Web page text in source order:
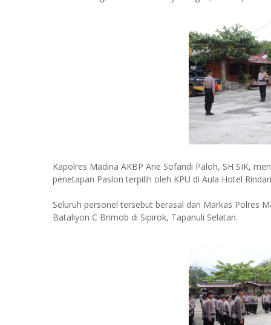
Kapolres Madina AKBP Arie Sofandi Paloh, SH SIK,
penetapan Paslon terpilih oleh KPU di Aula Hotel
Seluruh personel tersebut berasal dari Markas Polres
Bataliyon C Brimob di Sipirok, Tapanuli Selatan.